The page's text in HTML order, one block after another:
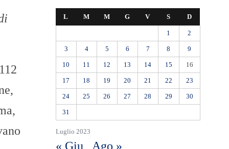
Luglio 2023
L M M G V S D
1 2
3 4 5 6 7 8 9
10 11 12 13 14 15 16
17 18 19 20 21 22 23
24 25 26 27 28 29 30
31
« Giu Ago »